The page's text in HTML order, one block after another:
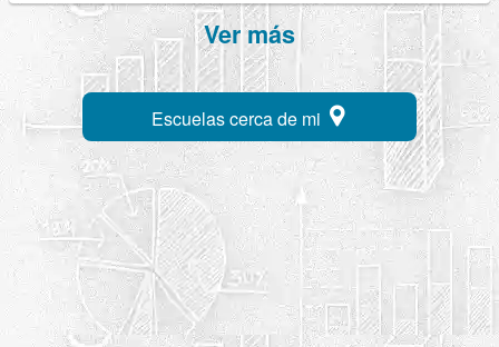
Ver más
Escuelas cerca de mi